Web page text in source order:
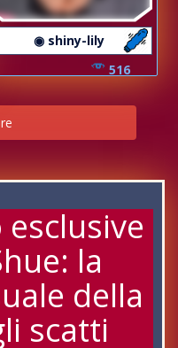
◉ shiny-lily
516
la
della
scatti